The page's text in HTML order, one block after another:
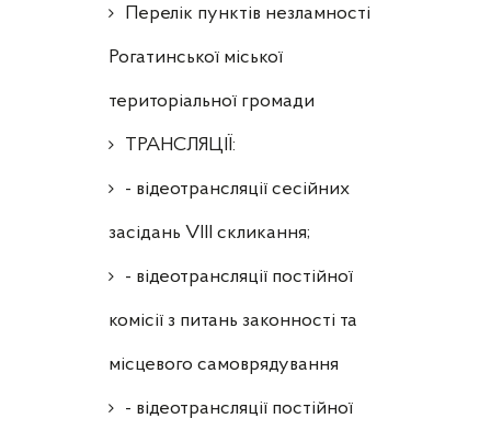
Перелік пунктів незламності
Рогатинської міської
територіальної громади
ТРАНСЛЯЦІЇ:
- відеотрансляції сесійних
засідань VIII скликання;
- відеотрансляції постійної
комісії з питань законності та
місцевого самоврядування
- відеотрансляції постійної